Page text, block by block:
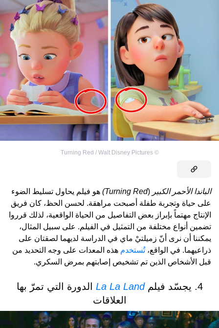
©
Turning Red / Walt Disney Pictures
الباندا الأحمر الكبير (
Turning Red) هو فيلم يحاول تسليط الضوء
على حياة وتجربة طفلة أصبحت مراهقة. لحسن الحظ، كان فريق
الإنتاج مهتماً بإبراز بعض التفاصيل من الحياة الواقعية، لذلك قرروا
تضمين أنواع مختلفة من التمثيل في الفيلم. على سبيل المثال،
يمكننا أن نرى أنّ زميلتيْ ماي في الدراسة لديهما لصقتان على
ذراعيهما. في الواقع،تُستخدم هذه المعدات على وجه التحديد من
قبل الأشخاص الذين تم تشخيص إصابتهم بمرض السكري.
4. يجسّد فيلم La La Land الدورة التي تمرّ بها
العلاقات